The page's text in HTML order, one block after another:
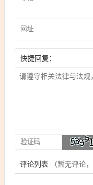
快捷回复：
评论列表 （暂无评论，